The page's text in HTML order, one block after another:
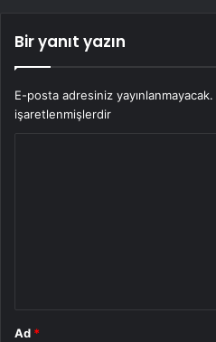
Bir yanıt yazın
E-posta adresiniz yayınlanmayacak.
işaretlenmişlerdir
Ad *